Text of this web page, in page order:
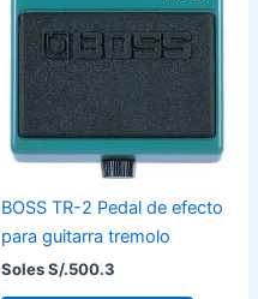
BOSS TR-2 Pedal de efecto
para guitarra tremolo
Soles S/.500.3